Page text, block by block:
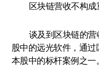
区块链营收不构成
谈及到区块链的
股中的远光软件，通
本股中的标杆案例之一。